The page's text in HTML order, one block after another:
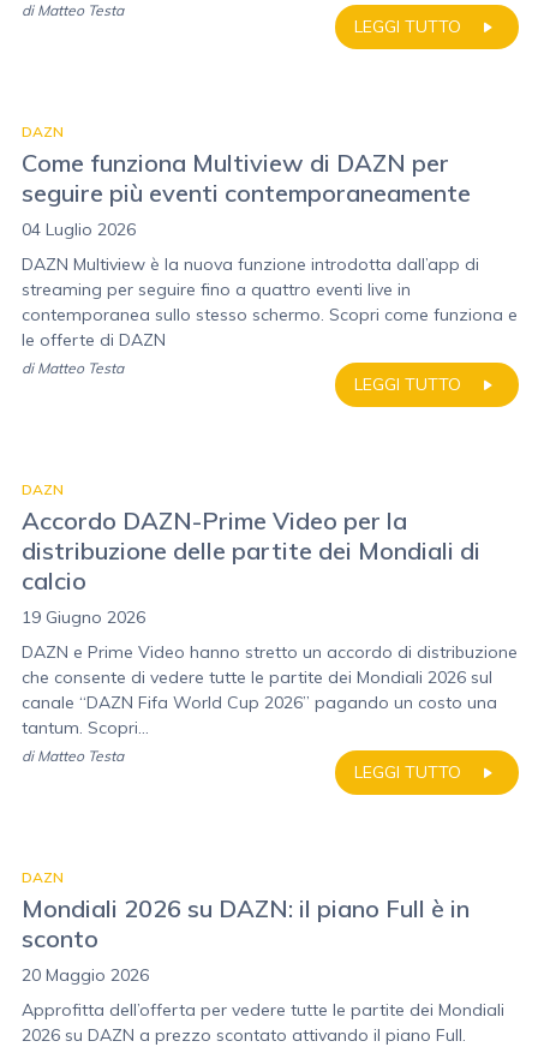
LEGGI TUTTO
di Matteo Testa
DAZN
Come funziona Multiview di DAZN per
seguire più eventi contemporaneamente
04 Luglio 2026
DAZN Multiview è la nuova funzione introdotta dall’app di
streaming per seguire fino a quattro eventi live in
contemporanea sullo stesso schermo. Scopri come funziona e
le offerte di DAZN
LEGGI TUTTO
di Matteo Testa
DAZN
Accordo DAZN-Prime Video per la
distribuzione delle partite dei Mondiali di
calcio
19 Giugno 2026
DAZN e Prime Video hanno stretto un accordo di distribuzione
che consente di vedere tutte le partite dei Mondiali 2026 sul
canale “DAZN Fifa World Cup 2026” pagando un costo una
tantum. Scopri...
LEGGI TUTTO
di Matteo Testa
DAZN
Mondiali 2026 su DAZN: il piano Full è in
sconto
20 Maggio 2026
Approfitta dell’offerta per vedere tutte le partite dei Mondiali
2026 su DAZN a prezzo scontato attivando il piano Full.